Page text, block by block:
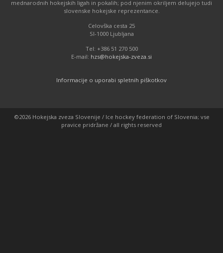
mednarodnih hokejskih ligah in pokalih; pod njenim okriljem delujejo tudi
slovenske hokejske reprezentance.
Celovška cesta 25
SI-1000 Ljubljana
Tel: +386 51 270 500
E-mail: hzs@hokejska-zveza.si
Informacije o uporabi spletnih piškotkov
©2026 Hokejska zveza Slovenije / Ice hockey federation of Slovenia; vse
pravice pridržane / all rights reserved